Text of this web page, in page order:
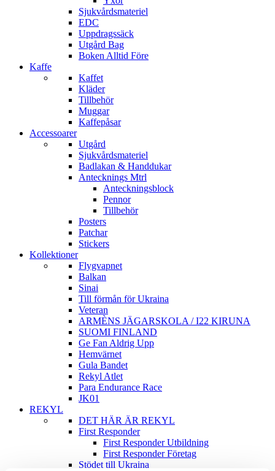
Sjukvårdsmateriel
EDC
Uppdragssäck
Utgård Bag
Boken Alltid Före
Kaffe
Kaffet
Kläder
Tillbehör
Muggar
Kaffepåsar
Accessoarer
Utgård
Sjukvårdsmateriel
Badlakan & Handdukar
Antecknings Mtrl
Anteckningsblock
Pennor
Tillbehör
Posters
Patchar
Stickers
Kollektioner
Flygvapnet
Balkan
Sinai
Till förmån för Ukraina
Veteran
ARMÈNS JÄGARSKOLA / I22 KIRUNA
SUOMI FINLAND
Ge Fan Aldrig Upp
Hemvärnet
Gula Bandet
Rekyl Atlet
Para Endurance Race
JK01
REKYL
DET HÄR ÄR REKYL
First Responder
First Responder Utbildning
First Responder Företag
Stödet till Ukraina